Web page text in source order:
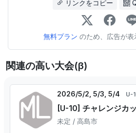
リンクをコピー
無料プラン のため、広告が表
関連の高い大会(β)
2026/5/2, 5/3, 5/4 U-
[U-10] チャレンジカ
未定 / 高島市